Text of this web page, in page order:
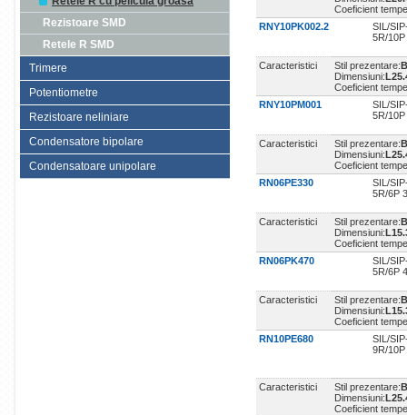
Rezistoare SMD
Retele R SMD
Trimere
Potentiometre
Rezistoare neliniare
Condensatore bipolare
Condensatoare unipolare
Coeficient
RNY10PK002.2
SIL/
5R/10P
Caracteristici Stil prezentare:
Dimensiuni:
Coeficient
RNY10PM001
SIL/
5R/10P
Caracteristici Stil prezentare:
Dimensiuni:
Coeficient
RN06PE330
SIL/
5R/6P
Caracteristici Stil prezentare:
Dimensiuni:
Coeficient
RN06PK470
SIL/
5R/6P
Caracteristici Stil prezentare:
Dimensiuni:
Coeficient
RN10PE680
SIL/
9R/
Caracteristici Stil prezentare:
Dimensiuni:
Coeficient